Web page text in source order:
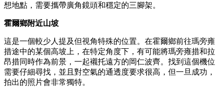
想地點，需要攜帶廣角鏡頭和穩定的三腳架。
霍爾鄉附近山坡
這是一個較少人提及但視角特殊的位置。在霍爾鄉前往瑪旁雍
措途中的某個高坡上，在特定角度下，有可能將瑪旁雍措和拉
昂措同時作為前景，一起襯托遠方的岡仁波齊。找到這個機位
需要仔細尋找，並且對空氣的通透度要求很高，但一旦成功，
拍出的照片會非常獨特。